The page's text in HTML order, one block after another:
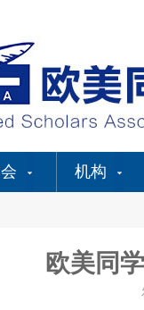
机构
欧美同